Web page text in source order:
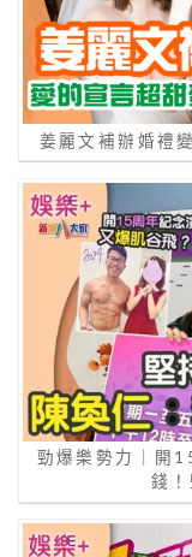
姜麗文補辦婚禮
勁爆樂勢力｜開
錢